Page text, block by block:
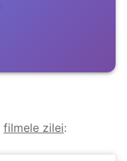
filmele zilei: